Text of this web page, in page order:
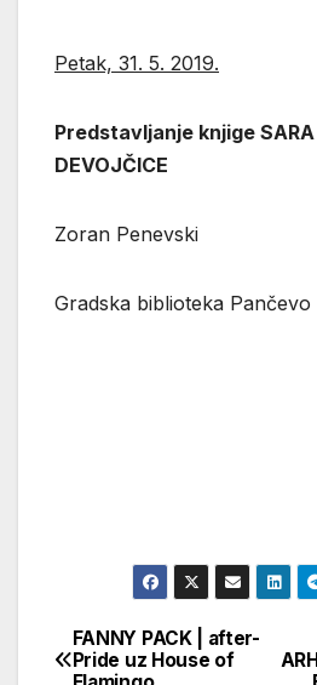
Petak, 31. 5. 2019.
Predstavljanje knjige SARA
DEVOJČICE
Zoran Penevski
Gradska biblioteka Pančevo
Кретање
FANNY PACK | after-
Pride uz House of